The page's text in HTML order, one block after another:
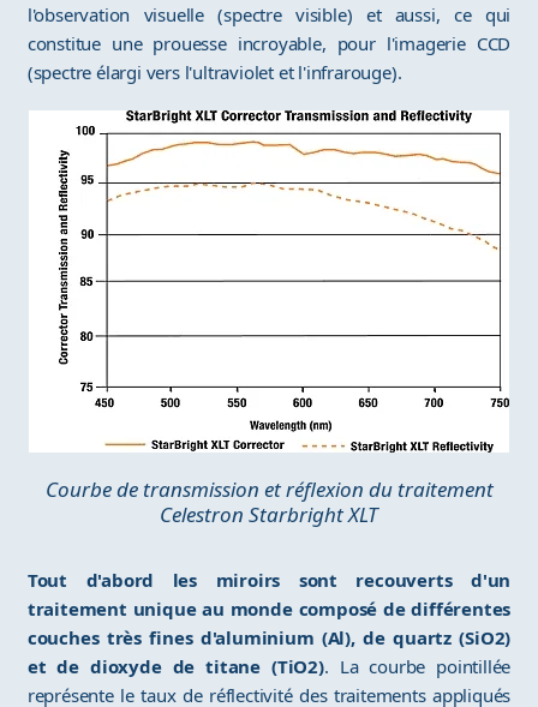
l'observation visuelle (spectre visible) et aussi, ce qui
constitue une prouesse incroyable, pour l'imagerie CCD
(spectre élargi vers l'ultraviolet et l'infrarouge).
Courbe de transmission et réflexion du traitement
Celestron Starbright XLT
Tout d'abord les miroirs sont recouverts d'un
traitement unique au monde composé de différentes
couches très fines d'aluminium (Al), de quartz (SiO2)
et de dioxyde de titane (TiO2). La courbe pointillée
représente le taux de réflectivité des traitements appliqués